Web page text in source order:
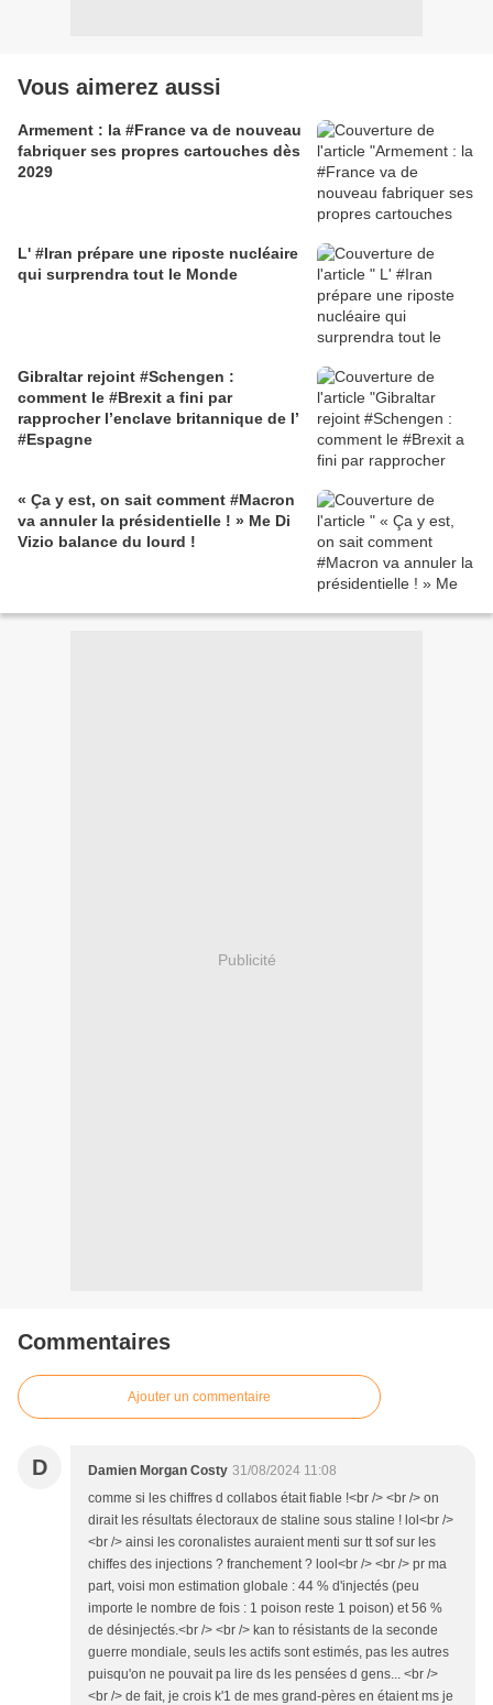
Vous aimerez aussi
Armement : la #France va de nouveau
fabriquer ses propres cartouches dès
2029
L' #Iran prépare une riposte nucléaire
qui surprendra tout le Monde
Gibraltar rejoint #Schengen :
comment le #Brexit a fini par
rapprocher l’enclave britannique de l’
#Espagne
« Ça y est, on sait comment #Macron
va annuler la présidentielle ! » Me Di
Vizio balance du lourd !
Publicité
Commentaires
Ajouter un commentaire
D Damien Morgan Costy 31/08/2024 11:08
comme si les chiffres d collabos était fiable !<br /> <br /> on
dirait les résultats électoraux de staline sous staline ! lol<br />
<br /> ainsi les coronalistes auraient menti sur tt sof sur les
chiffes des injections ? franchement ? lool<br /> <br /> pr ma
part, voisi mon estimation globale : 44 % d'injectés (peu
importe le nombre de fois : 1 poison reste 1 poison) et 56 %
de désinjectés.<br /> <br /> kan to résistants de la seconde
guerre mondiale, seuls les actifs sont estimés, pas les autres
puisqu'on ne pouvait pa lire ds les pensées d gens... <br />
<br /> de fait, je crois k'1 de mes grand-pères en étaient ms je